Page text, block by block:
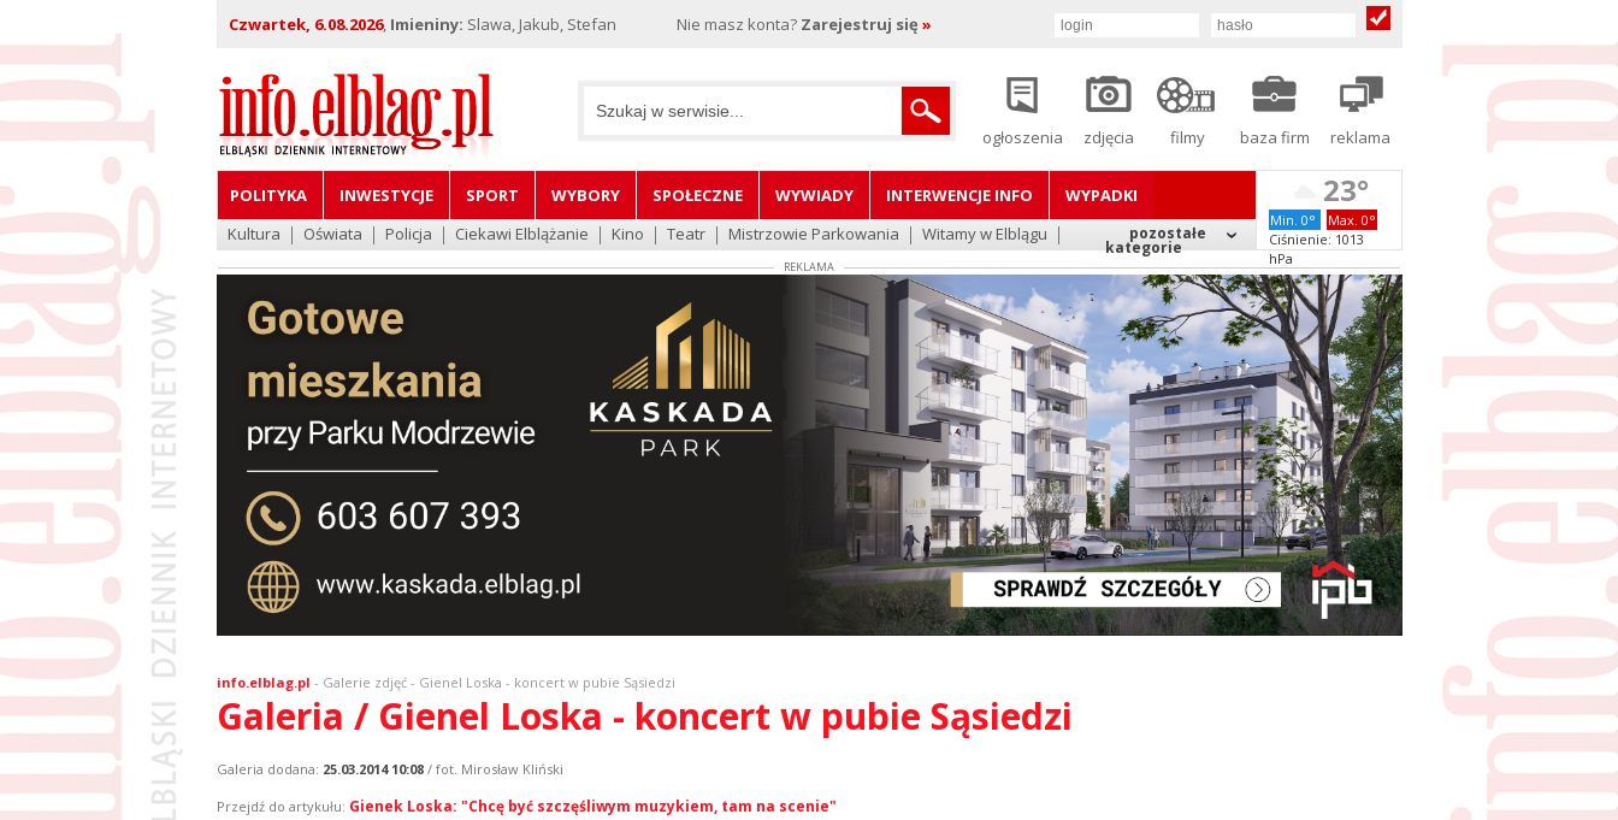
Czwartek, 6.08.2026, Imieniny: Slawa, Jakub, Stefan Nie masz konta? Zarejestruj się »
ogłoszenia zdjęcia filmy baza firm reklama
POLITYKA INWESTYCJE SPORT WYBORY SPOŁECZNE WYWIADY INTERWENCJE INFO
WYPADKI
Kultura
Oświata Policja Ciekawi Elblążanie Kino Teatr Mistrzowie Parkowania Witamy w Elblągu pozostałe
kategorie
23°
Min. 0°
Max. 0°
Ciśnienie: 1013
hPa
REKLAMA
info.elblag.pl - Galerie zdjęć- Gienel Loska - koncert w pubie Sąsiedzi
Galeria / Gienel Loska - koncert w pubie Sąsiedzi
Galeria dodana: 25.03.2014 10:08/ fot. Mirosław Kliński
Przejdź do artykułu: Gienek Loska: "Chcę być szczęśliwym muzykiem, tam na scenie"